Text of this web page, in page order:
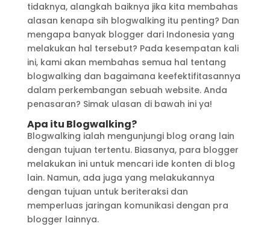
tidaknya, alangkah baiknya jika kita membahas
alasan kenapa sih blogwalking itu penting? Dan
mengapa banyak blogger dari Indonesia yang
melakukan hal tersebut? Pada kesempatan kali
ini, kami akan membahas semua hal tentang
blogwalking dan bagaimana keefektifitasannya
dalam perkembangan sebuah website. Anda
penasaran? Simak ulasan di bawah ini ya!
Apa itu Blogwalking?
Blogwalking ialah mengunjungi blog orang lain
dengan tujuan tertentu. Biasanya, para blogger
melakukan ini untuk mencari ide konten di blog
lain. Namun, ada juga yang melakukannya
dengan tujuan untuk beriteraksi dan
memperluas jaringan komunikasi dengan pra
blogger lainnya.